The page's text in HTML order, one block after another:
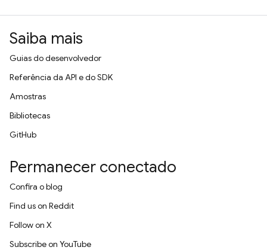
Saiba mais
Guias do desenvolvedor
Referência da API e do SDK
Amostras
Bibliotecas
GitHub
Permanecer conectado
Confira o blog
Find us on Reddit
Follow on X
Subscribe on YouTube